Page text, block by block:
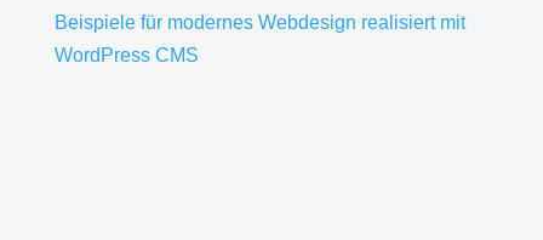
Beispiele für modernes Webdesign realisiert mit
WordPress CMS